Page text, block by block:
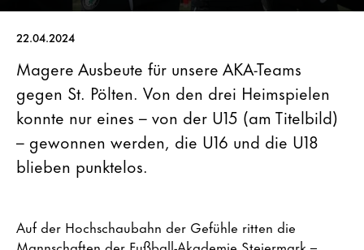
22.04.2024
Magere Ausbeute für unsere AKA-Teams
gegen St. Pölten. Von den drei Heimspielen
konnte nur eines – von der U15 (am Titelbild)
– gewonnen werden, die U16 und die U18
blieben punktelos.
Auf der Hochschaubahn der Gefühle ritten die